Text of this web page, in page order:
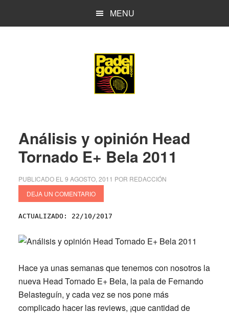
MENU
Análisis y opinión Head
Tornado E+ Bela 2011
PUBLICADO EL 9 AGOSTO, 2011 POR REDACCIÓN
DEJA UN COMENTARIO
ACTUALIZADO: 22/10/2017
Hace ya unas semanas que tenemos con nosotros la
nueva Head Tornado E+ Bela, la pala de Fernando
Belasteguín, y cada vez se nos pone más
complicado hacer las reviews, ¡que cantidad de